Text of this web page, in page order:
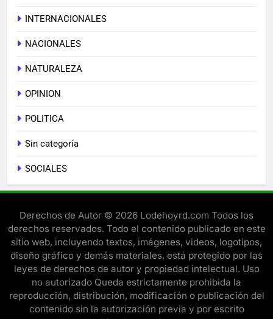
INTERNACIONALES
NACIONALES
NATURALEZA
OPINION
POLITICA
Sin categoría
SOCIALES
Derechos de Autor © 2026 Lodehoyrd.com Todos los
derechos reservados. Todo el contenido publicado en este
sitio web, incluyendo textos, imágenes, videos, logotipos,
diseño gráfico y demás materiales, está protegido por las
leyes de derechos de autor y propiedad intelectual. Uso
no autorizado Queda estrictamente prohibida la
reproducción, distribución, modificación o publicación del
contenido sin la autorización previa y por escrito